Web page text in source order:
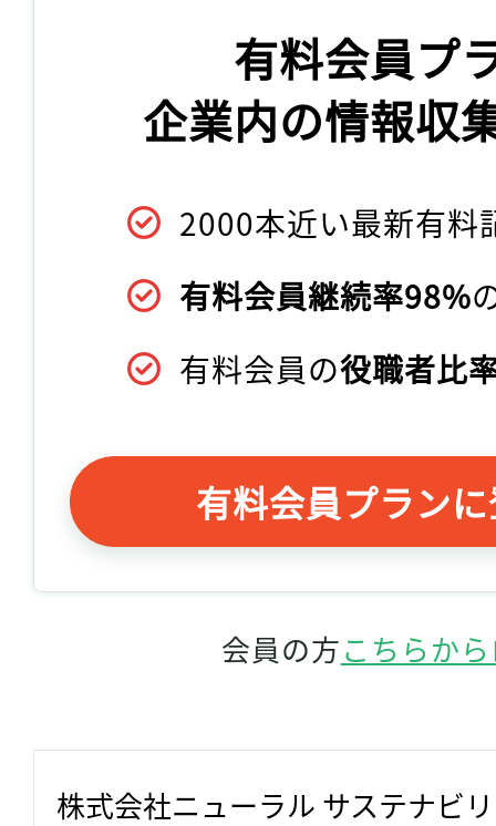
有料会員プ
企業内の情報収
2000本近い最新有料
有料会員継続率98%
有料会員の役職者比
有料会員プラン
会員の方こちらか
株式会社ニューラル サステナビ